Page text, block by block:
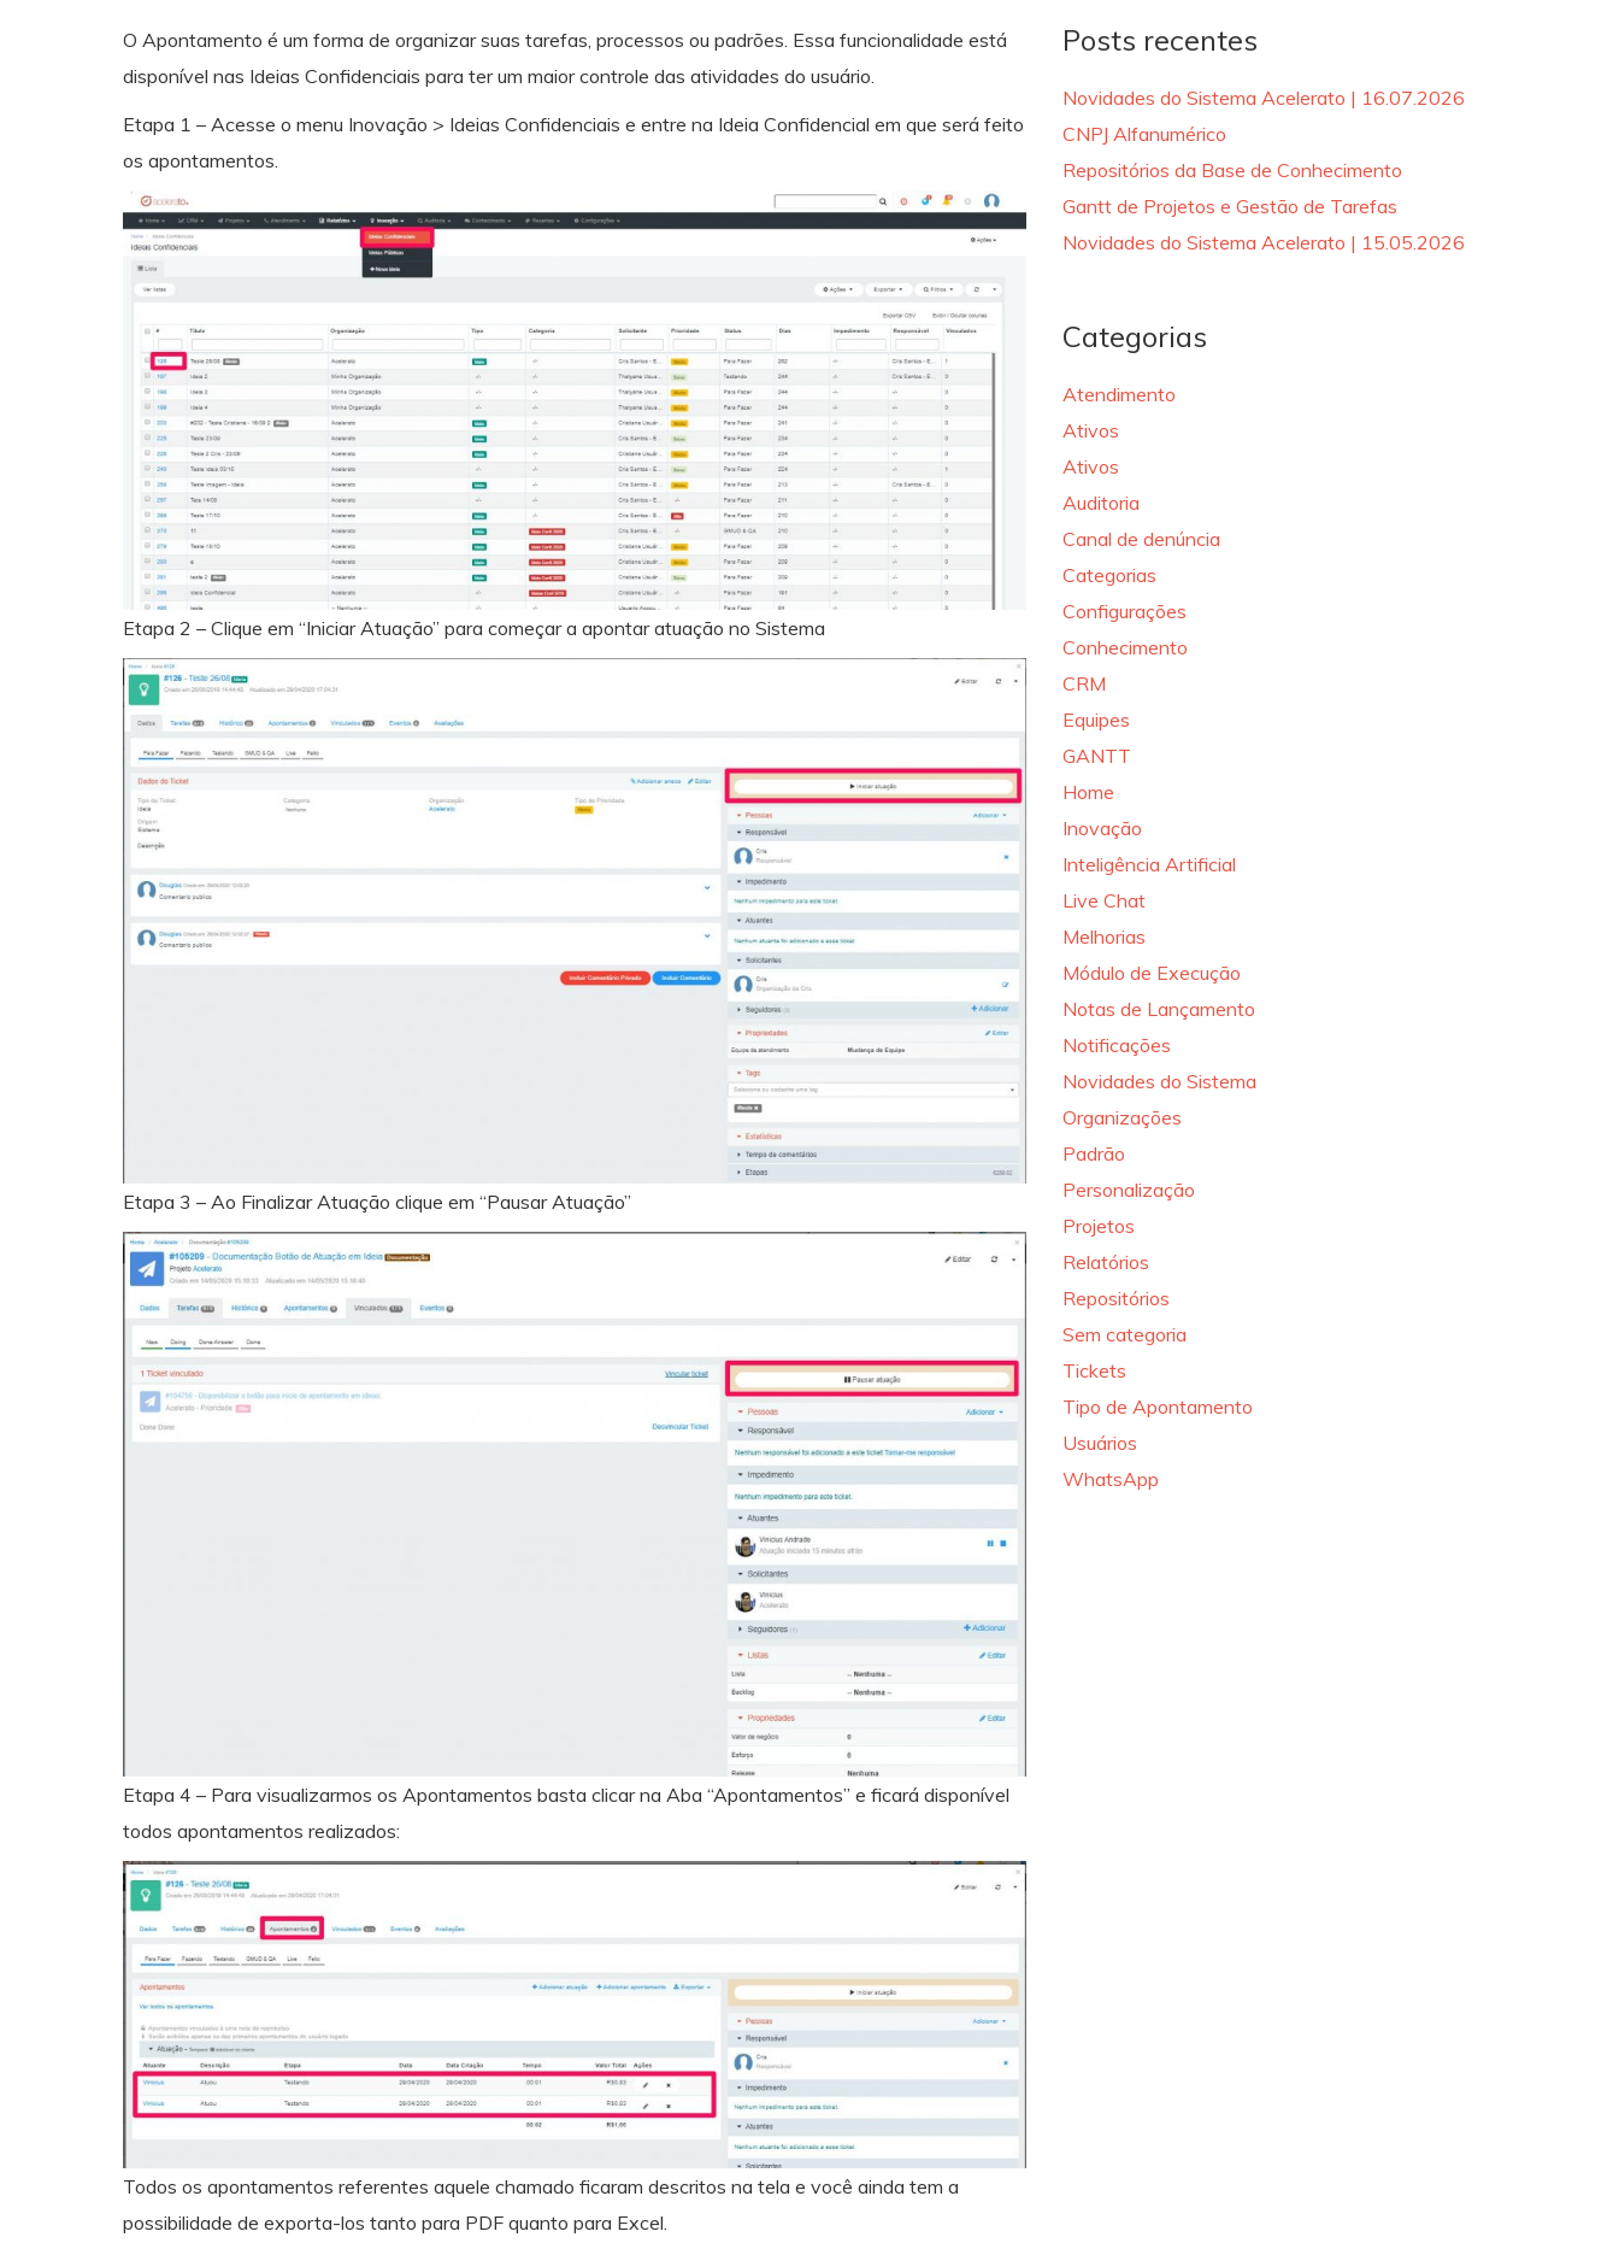
O Apontamento é um forma de organizar suas tarefas, processos ou padrões. Essa funcionalidade está
disponível nas Ideias Confidenciais para ter um maior controle das atividades do usuário.
Etapa 1 – Acesse o menu Inovação > Ideias Confidenciais e entre na Ideia Confidencial em que será feito
os apontamentos.
Etapa 2 – Clique em “Iniciar Atuação” para começar a apontar atuação no Sistema
Etapa 3 – Ao Finalizar Atuação clique em “Pausar Atuação”
Etapa 4 – Para visualizarmos os Apontamentos basta clicar na Aba “Apontamentos” e ficará disponível
todos apontamentos realizados:
Todos os apontamentos referentes aquele chamado ficaram descritos na tela e você ainda tem a
possibilidade de exporta-los tanto para PDF quanto para Excel.
Posts recentes
Novidades do Sistema Acelerato | 16.07.2026
CNPJ Alfanumérico
Repositórios da Base de Conhecimento
Gantt de Projetos e Gestão de Tarefas
Novidades do Sistema Acelerato | 15.05.2026
Categorias
Atendimento
Ativos
Ativos
Auditoria
Canal de denúncia
Categorias
Configurações
Conhecimento
CRM
Equipes
GANTT
Home
Inovação
Inteligência Artificial
Live Chat
Melhorias
Módulo de Execução
Notas de Lançamento
Notificações
Novidades do Sistema
Organizações
Padrão
Personalização
Projetos
Relatórios
Repositórios
Sem categoria
Tickets
Tipo de Apontamento
Usuários
WhatsApp